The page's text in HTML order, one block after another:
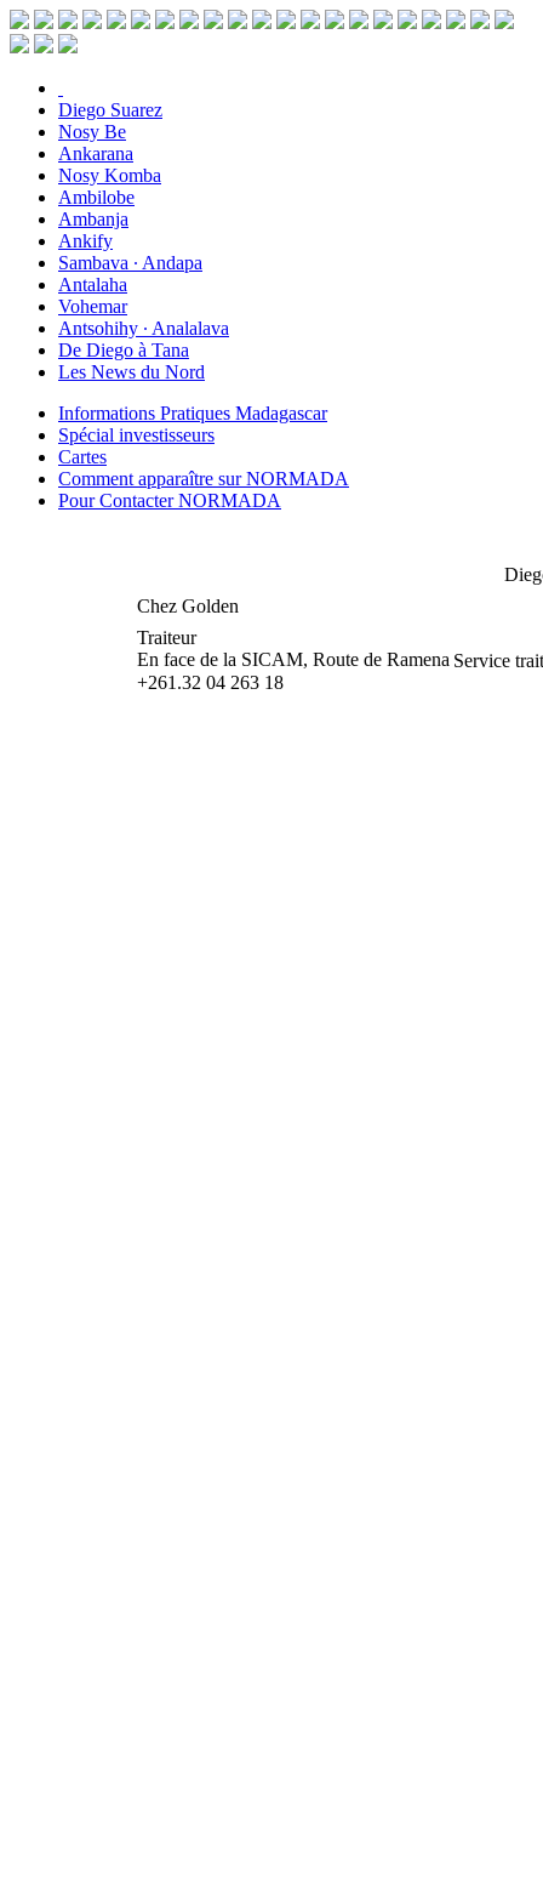
Diego Suarez
Nosy Be
Ankarana
Nosy Komba
Ambilobe
Ambanja
Ankify
Sambava ∙ Andapa
Antalaha
Vohemar
Antsohihy ∙ Analalava
De Diego à Tana
Les News du Nord
Informations Pratiques Madagascar
Spécial investisseurs
Cartes
Comment apparaître sur NORMADA
Pour Contacter NORMADA
Chez Golden
Traiteur
En face de la SICAM, Route de Ramena
+261.32 04 263 18
Service